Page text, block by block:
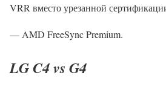
VRR вместо урезанной
— AMD FreeSync Premium.
LG C4 vs G4